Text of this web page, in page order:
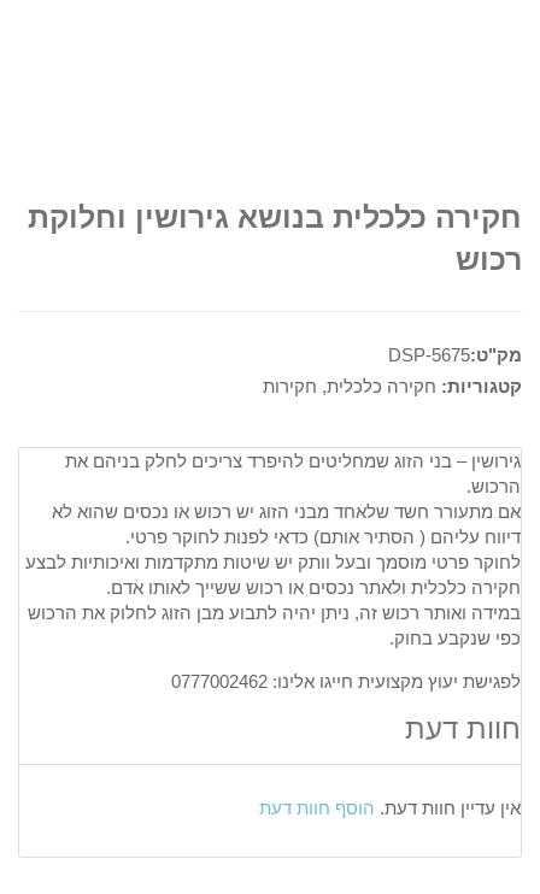
חקירה כלכלית בנושא גירושין וחלוקת
רכוש
מק"ט:DSP-5675
קטגוריות: חקירה כלכלית, חקירות
גירושין – בני הזוג שמחליטים להיפרד צריכים לחלק בניהם את
הרכוש.
אם מתעורר חשד שלאחד מבני הזוג יש רכוש או נכסים שהוא לא
דיווח עליהם ( הסתיר אותם) כדאי לפנות לחוקר פרטי.
לחוקר פרטי מוסמך ובעל וותק יש שיטות מתקדמות ואיכותיות לבצע
חקירה כלכלית ולאתר נכסים או רכוש ששייך לאותו אדם.
במידה ואותר רכוש זה, ניתן יהיה לתבוע מבן הזוג לחלוק את הרכוש
כפי שנקבע בחוק.
לפגישת יעוץ מקצועית חייגו אלינו: 0777002462
חוות דעת
אין עדיין חוות דעת. הוסף חוות דעת